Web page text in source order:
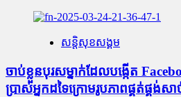
សន្តិសុខសង្គម
ចាប់ខ្លួនបុរសម្នាក់ដែលបង្កើត
ប្រាស់អ្នកដទៃក្រោមរូបភាពផ្គត់ផ្គង់